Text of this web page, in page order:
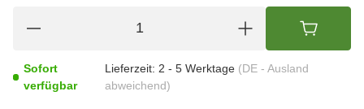
Sofort
verfügbar
Lieferzeit: 2 - 5 Werktage (DE - Ausland
abweichend)